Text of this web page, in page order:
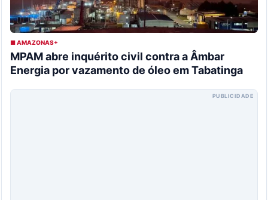
■ AMAZONAS+
MPAM abre inquérito civil contra a Âmbar
Energia por vazamento de óleo em Tabatinga
PUBLICIDADE